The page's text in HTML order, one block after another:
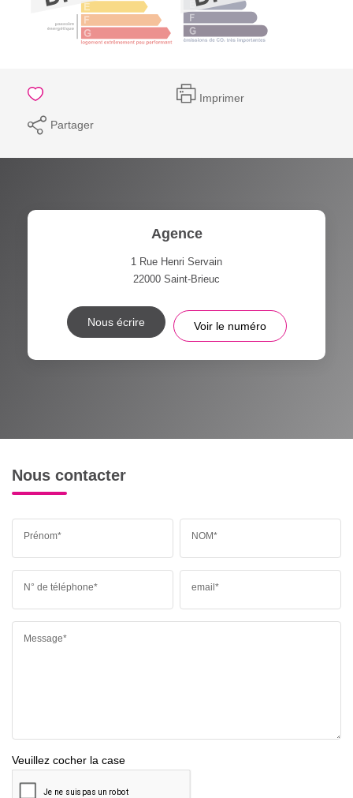
Imprimer
Partager
Agence
1 Rue Henri Servain
22000 Saint-Brieuc
Nous écrire Voir le numéro
Nous contacter
Prénom* NOM*
N° de téléphone* email*
Message*
Veuillez cocher la case